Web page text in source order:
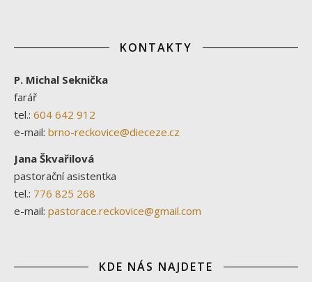
KONTAKTY
P. Michal Seknička
farář
tel.: 604 642 912
e-mail: brno-reckovice@dieceze.cz
Jana Škvařilová
pastorační asistentka
tel.: 776 825 268
e-mail: pastorace.reckovice@gmail.com
KDE NÁS NAJDETE